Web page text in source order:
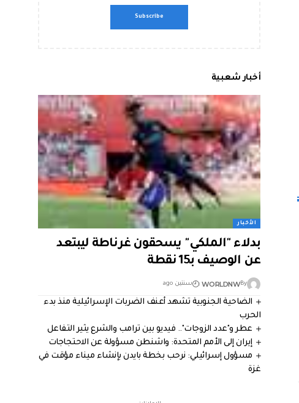
أخبار شعبية
الأخبار
بدلاء "الملكي" يسحقون غرناطة ليبتعد
عن الوصيف بـ15 نقطة
By
WORLDNW سنتين ago
الضاحية الجنوبية تشهد أعنف الضربات الإسرائيلية منذ بدء
الحرب
عطر و"عدد الزوجات".. فيديو بين ترامب والشرع يثير التفاعل
إيران إلى الأمم المتحدة: واشنطن مسؤولة عن الاحتجاجات
مسؤول إسرائيلي: نرحب بخطة بايدن بإنشاء ميناء مؤقت في
غزة